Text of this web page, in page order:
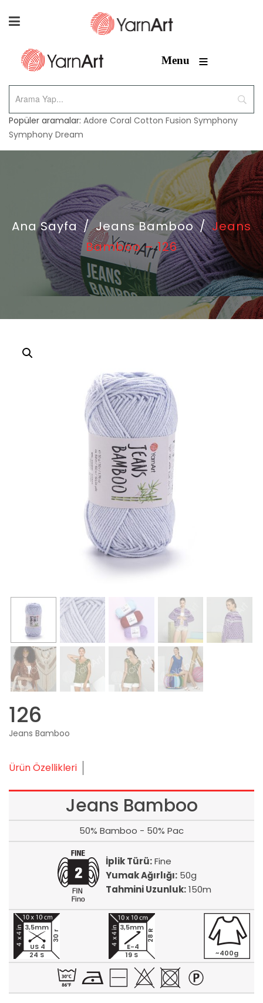
Menu ≡
Popüler aramalar: Adore Coral Cotton Fusion Symphony
Symphony Dream
Ana Sayfa / Jeans Bamboo / Jeans
Bamboo – 126
126
Jeans Bamboo
Ürün Özellikleri
Jeans Bamboo
50% Bamboo - 50% Pac
İplik Türü:Fine
Yumak Ağırlığı: 50g
Tahmini Uzunluk:150m
24 S
30 r
3,5mm
US 4
19 S
28 R
3,5mm
E-4
~400g